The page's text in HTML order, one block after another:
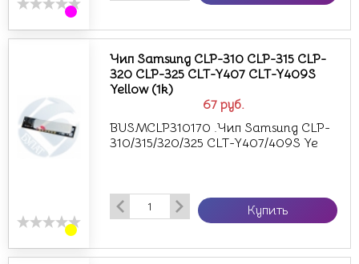
67 руб.
Чип Samsung CLP-310 CLP-315 CLP-
320 CLP-325 CLT-Y407 CLT-Y409S
Yellow (1k)
BUSMCLP310170 .Чип Samsung CLP-
310/315/320/325 CLT-Y407/409S Ye
Купить